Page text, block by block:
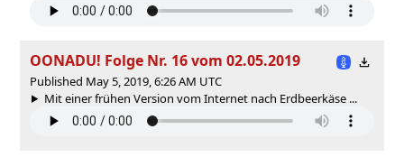
OONADU! Folge Nr. 16 vom 02.05.2019
Published May 5, 2019, 6:26 AM UTC
Mit einer frühen Version vom Internet nach Erdbeerkäse ...